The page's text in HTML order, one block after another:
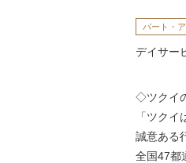
パート・
デイサー
◇ツクイ
「ツク
誠意ある
全国47都